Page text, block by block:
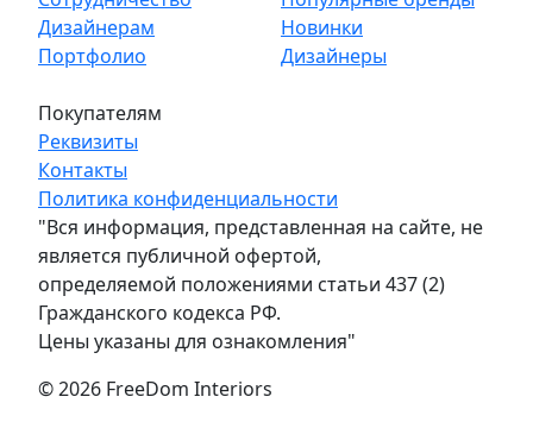
Дизайнерам
Портфолио
Новинки
Дизайнеры
Покупателям
Реквизиты
Контакты
Политика конфиденциальности
"Вся информация, представленная на сайте, не
является публичной офертой,
определяемой положениями статьи 437 (2)
Гражданского кодекса РФ.
Цены указаны для ознакомления"
© 2026 FreeDom Interiors